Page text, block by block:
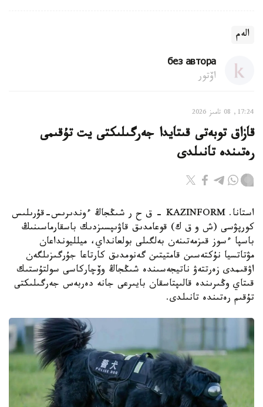
الەم
без автора
اۆتور
17:24, 08 تامىز 2026
قازاق توبەتى قىتايدا جەرگىلىكتى يت تۇقىمى
رەتىندە تانىلدى
استانا. KAZINFORM – ق ح ر شىڭجاڭ ءوندىرىس-قۇرىلىس
كورپۋسى (ش و ق ك) قوعامدىق قاۋىپسىزدىك باسقارماسىنىڭ
باسپا ءسوز قىزمەتىنەن بەلگىلى بولعانداي، ميلليونداعان
مۋتاتسيا نۇكتەسىن قامتيتىن گەنومدىق كارتاعا جۇرگىزىلگەن
اۋقىمدى زەرتتەۋ ناتيجەسىندە شىڭجاڭ وۆچاركاسى سولتۇستىك
قىتاي وڭىرىندە قالىپتاسقان بايىرعى جانە دەربەس جەرگىلىكتى
تۇقىم رەتىندە تانىلدى.